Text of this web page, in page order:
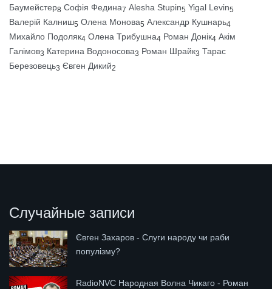
Баумейстер8 Софія Федина7 Alesha Stupin5 Yigal Levin5
Валерій Калниш5 Олена Монова5 Александр Кушнарь4
Михайло Подоляк4 Олена Трибушна4 Роман Донік4 Акім
Галімов3 Катерина Водоносова3 Роман Шрайк3 Тарас
Березовець3 Євген Дикий2
Случайные записи
Євген Захаров - Слуги народу чи раби
популізму?
RadioNVC Народная Волна Чикаго - Роман